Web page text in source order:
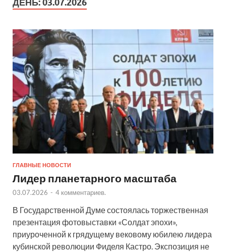
ДЕНЬ:03.07.2026
ГЛАВНЫЕ НОВОСТИ
Лидер планетарного масштаба
03.07.2026 - 4 комментариев.
В Государственной Думе состоялась торжественная
презентация фотовыставки «Солдат эпохи»,
приуроченной к грядущему вековому юбилею лидера
кубинской революции Фиделя Кастро. Экспозиция не